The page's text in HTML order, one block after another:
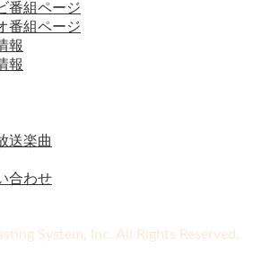
番組ページ
番組ページ
報
報
送楽曲
合わせ
System, Inc. All Rights Reserved.